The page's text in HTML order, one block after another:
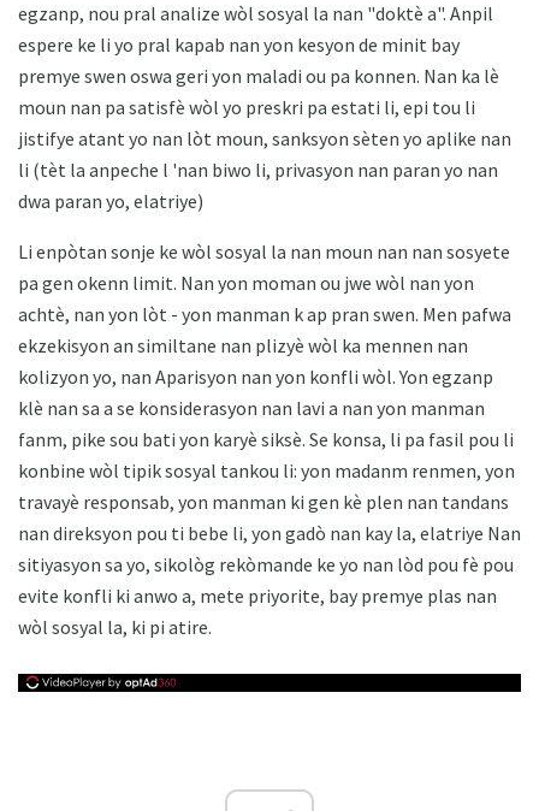
egzanp, nou pral analize wòl sosyal la nan "doktè a". Anpil
espere ke li yo pral kapab nan yon kesyon de minit bay
premye swen oswa geri yon maladi ou pa konnen. Nan ka lè
moun nan pa satisfè wòl yo preskri pa estati li, epi tou li
jistifye atant yo nan lòt moun, sanksyon sèten yo aplike nan
li (tèt la anpeche l 'nan biwo li, privasyon nan paran yo nan
dwa paran yo, elatriye)
Li enpòtan sonje ke wòl sosyal la nan moun nan nan sosyete
pa gen okenn limit. Nan yon moman ou jwe wòl nan yon
achtè, nan yon lòt - yon manman k ap pran swen. Men pafwa
ekzekisyon an similtane nan plizyè wòl ka mennen nan
kolizyon yo, nan Aparisyon nan yon konfli wòl. Yon egzanp
klè nan sa a se konsiderasyon nan lavi a nan yon manman
fanm, pike sou bati yon karyè siksè. Se konsa, li pa fasil pou li
konbine wòl tipik sosyal tankou li: yon madanm renmen, yon
travayè responsab, yon manman ki gen kè plen nan tandans
nan direksyon pou ti bebe li, yon gadò nan kay la, elatriye Nan
sitiyasyon sa yo, sikològ rekòmande ke yo nan lòd pou fè pou
evite konfli ki anwo a, mete priyorite, bay premye plas nan
wòl sosyal la, ki pi atire.